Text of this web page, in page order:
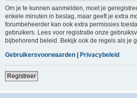
Om je te kunnen aanmelden, moet je
enkele minuten in beslag, maar geeft je extra
forumbeheerder kan ook extra permissies
gebruikers. Lees voor registratie onze
bijbehorend beleid. Bekijk ook de regels als je
Gebruikersvoorwaarden | Privacybeleid
Registreer